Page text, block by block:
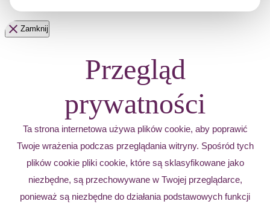
Zamknij
Przegląd
prywatności
Ta strona internetowa używa plików cookie, aby poprawić
Twoje wrażenia podczas przeglądania witryny. Spośród tych
plików cookie pliki cookie, które są sklasyfikowane jako
niezbędne, są przechowywane w Twojej przeglądarce,
ponieważ są niezbędne do działania podstawowych funkcji